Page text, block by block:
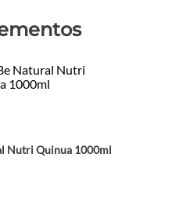
Nutri Quinua 1000ml